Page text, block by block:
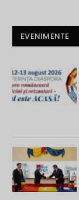
EVENIMENTE